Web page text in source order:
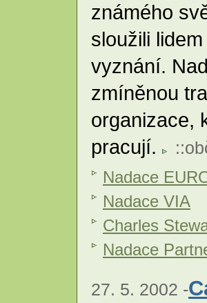
známého
sloužili
vyznání.
zmíněnou
organizace,
pracují.
::
Nadace
Nadace VIA
Charles
Nadace
27. 5. 2002 -